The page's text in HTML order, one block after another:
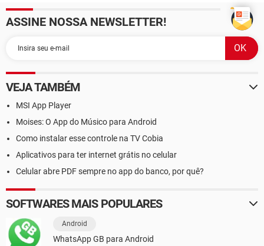
ASSINE NOSSA NEWSLETTER!
VEJA TAMBÉM
MSI App Player
Moises: O App do Músico para Android
Como instalar esse controle na TV Cobia
Aplicativos para ter internet grátis no celular
Celular abre PDF sempre no app do banco, por quê?
SOFTWARES MAIS POPULARES
Android
WhatsApp GB para Android